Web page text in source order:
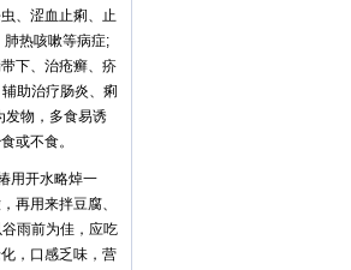
、涩血止痢、止
肺热咳嗽等病症;
下、治疮癣、疥
助治疗肠炎、痢
发物，多食易诱
或不食。
用开水略焯一
再用来拌豆腐、
雨前为佳，应吃
，口感乏味，营